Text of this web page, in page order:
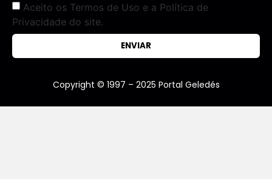
Aceito os Termos de Uso e a Política de
Privacidade do site.
ENVIAR
Copyright © 1997 – 2025 Portal Geledés